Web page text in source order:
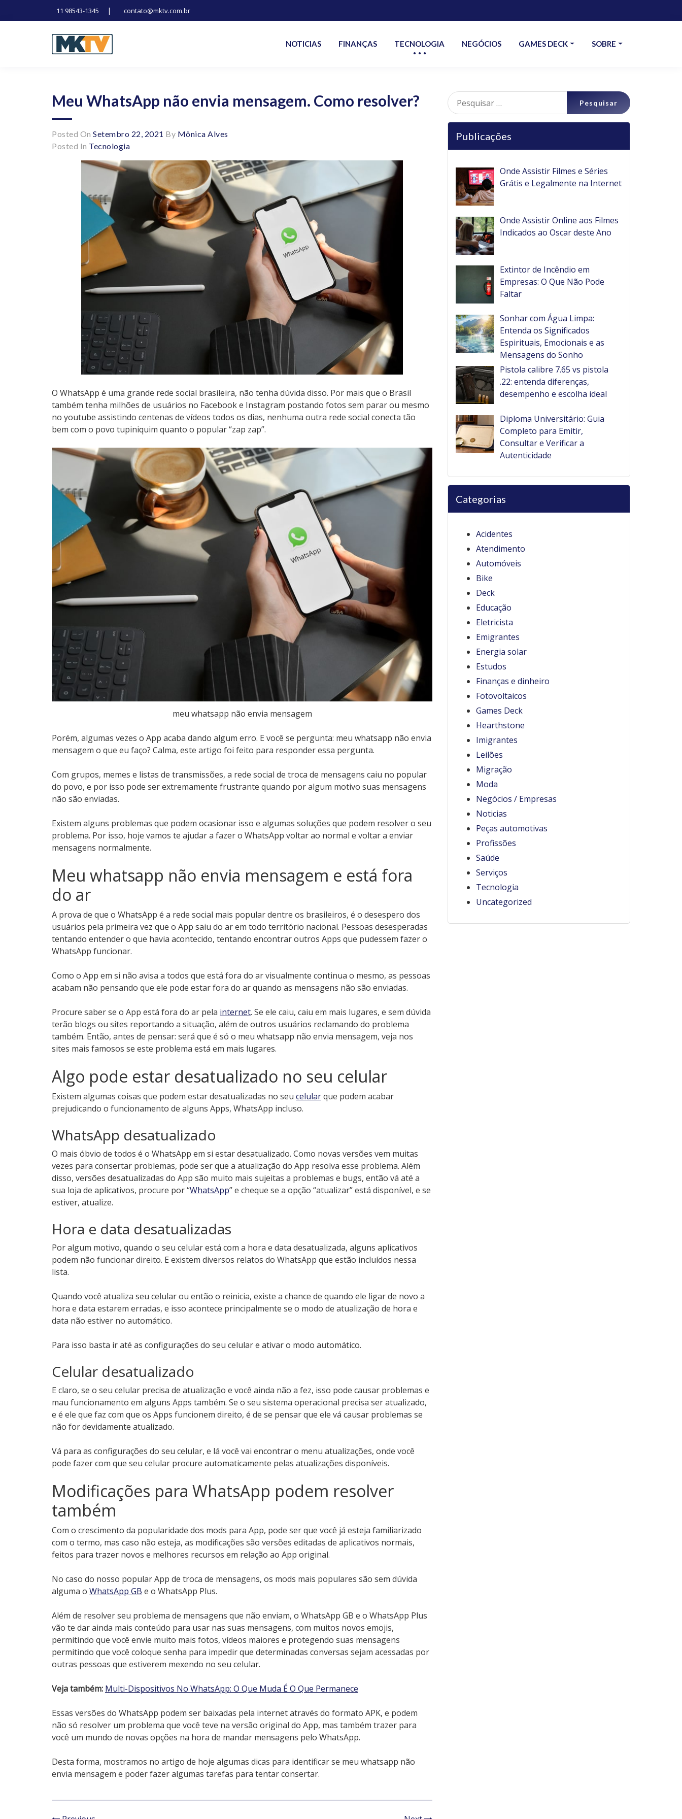
11 98543-1345 | contato@mktv.com.br
NOTICIAS FINANÇAS TECNOLOGIA NEGÓCIOS GAMES DECK SOBRE
Meu WhatsApp não envia mensagem. Como resolver?
Posted On Setembro 22, 2021 By Mônica Alves
Posted In Tecnologia
O WhatsApp é uma grande rede social brasileira, não tenha dúvida disso. Por mais que o Brasil
também tenha milhões de usuários no Facebook e Instagram postando fotos sem parar ou mesmo
no youtube assistindo centenas de vídeos todos os dias, nenhuma outra rede social conecta tão
bem com o povo tupiniquim quanto o popular “zap zap”.
meu whatsapp não envia mensagem
Porém, algumas vezes o App acaba dando algum erro. E você se pergunta: meu whatsapp não envia
mensagem o que eu faço? Calma, este artigo foi feito para responder essa pergunta.
Com grupos, memes e listas de transmissões, a rede social de troca de mensagens caiu no popular
do povo, e por isso pode ser extremamente frustrante quando por algum motivo suas mensagens
não são enviadas.
Existem alguns problemas que podem ocasionar isso e algumas soluções que podem resolver o seu
problema. Por isso, hoje vamos te ajudar a fazer o WhatsApp voltar ao normal e voltar a enviar
mensagens normalmente.
Meu whatsapp não envia mensagem e está fora
do ar
A prova de que o WhatsApp é a rede social mais popular dentre os brasileiros, é o desespero dos
usuários pela primeira vez que o App saiu do ar em todo território nacional. Pessoas desesperadas
tentando entender o que havia acontecido, tentando encontrar outros Apps que pudessem fazer o
WhatsApp funcionar.
Como o App em si não avisa a todos que está fora do ar visualmente continua o mesmo, as pessoas
acabam não pensando que ele pode estar fora do ar quando as mensagens não são enviadas.
Procure saber se o App está fora do ar pela internet. Se ele caiu, caiu em mais lugares, e sem dúvida
terão blogs ou sites reportando a situação, além de outros usuários reclamando do problema
também. Então, antes de pensar: será que é só o meu whatsapp não envia mensagem, veja nos
sites mais famosos se este problema está em mais lugares.
Algo pode estar desatualizado no seu celular
Existem algumas coisas que podem estar desatualizadas no seu celularque podem acabar
prejudicando o funcionamento de alguns Apps, WhatsApp incluso.
WhatsApp desatualizado
O mais óbvio de todos é o WhatsApp em si estar desatualizado. Como novas versões vem muitas
vezes para consertar problemas, pode ser que a atualização do App resolva esse problema. Além
disso, versões desatualizadas do App são muito mais sujeitas a problemas e bugs, então vá até a
sua loja de aplicativos, procure por “WhatsApp” e cheque se a opção “atualizar” está disponível, e se
estiver, atualize.
Hora e data desatualizadas
Por algum motivo, quando o seu celular está com a hora e data desatualizada, alguns aplicativos
podem não funcionardireito. E existem diversos relatos do WhatsApp que estão incluídos nessa
lista.
Quando você atualiza seu celular ou então o reinicia, existe a chance de quando ele ligar de novo a
hora e data estarem erradas, e isso acontece principalmente se o modo de atualização de hora e
data não estiver no automático.
Para isso basta ir até as configurações do seu celular e ativar o modo automático.
Celular desatualizado
E claro, se o seu celular precisa de atualização e você ainda não a fez, isso pode causar problemas e
mau funcionamento em alguns Apps também. Se o seu sistema operacional precisa ser atualizado,
e é ele que faz com que os Apps funcionem direito, é de se pensar que ele vá causar problemas se
não for devidamente atualizado.
Vá para as configurações do seu celular, e lá você vai encontrar o menu atualizações, onde você
pode fazer com que seu celular procure automaticamente pelas atualizações disponíveis.
Modificações para WhatsApp podem resolver
também
Com o crescimento da popularidade dos mods para App, pode ser que você já esteja familiarizado
com o termo, mas caso não esteja, as modificações são versões editadas de aplicativos normais,
feitos para trazer novos e melhores recursos em relação ao App original.
No caso do nosso popular App de troca de mensagens, os mods mais populares são sem dúvida
alguma o WhatsApp GB e o WhatsApp Plus.
Além de resolver seu problema de mensagens que não enviam, o WhatsApp GB e o WhatsApp Plus
vão te dar ainda mais conteúdo para usar nas suas mensagens, com muitos novos emojis,
permitindo que você envie muito mais fotos, vídeos maiores e protegendo suas mensagens
permitindo que você coloque senha para impedir que determinadas conversas sejam acessadas por
outras pessoas que estiverem mexendo no seu celular.
Veja também: Multi-Dispositivos No WhatsApp: O Que Muda É O Que Permanece
Essas versões do WhatsApp podem ser baixadas pela internet através do formato APK, e podem
não só resolver um problema que você teve na versão original do App, mas também trazer para
você um mundo de novas opções na hora de mandar mensagens pelo WhatsApp.
Desta forma, mostramos no artigo de hoje algumas dicas para identificar se meu whatsapp não
envia mensagem e poder fazer algumas tarefas para tentar consertar.
Pesquisar
por:
Publicações
Onde Assistir Filmes e Séries
Grátis e Legalmente na Internet
Onde Assistir Online aos Filmes
Indicados ao Oscar deste Ano
Extintor de Incêndio em
Empresas: O Que Não Pode
Faltar
Sonhar com Água Limpa:
Entenda os Significados
Espirituais, Emocionais e as
Mensagens do Sonho
Pistola calibre 7.65 vs pistola
.22: entenda diferenças,
desempenho e escolha ideal
Diploma Universitário: Guia
Completo para Emitir,
Consultar e Verificar a
Autenticidade
Categorias
Acidentes
Atendimento
Automóveis
Bike
Deck
Educação
Eletricista
Emigrantes
Energia solar
Estudos
Finanças e dinheiro
Fotovoltaicos
Games Deck
Hearthstone
Imigrantes
Leilões
Migração
Moda
Negócios / Empresas
Noticias
Peças automotivas
Profissões
Saúde
Serviços
Tecnologia
Uncategorized